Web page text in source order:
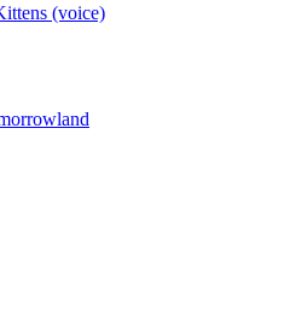
(voice)